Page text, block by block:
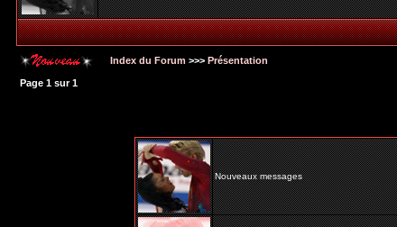
Index du Forum >>> Présentation
Page 1 sur1
Nouveaux messages